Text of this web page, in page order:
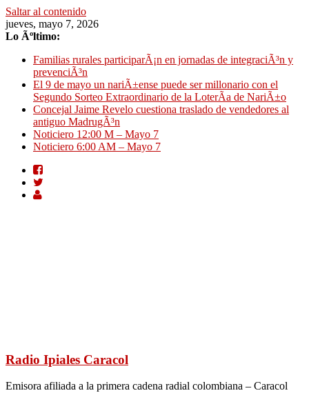
Saltar al contenido
jueves, mayo 7, 2026
Lo Ãºltimo:
Familias rurales participarÃ¡n en jornadas de integraciÃ³n y
prevenciÃ³n
El 9 de mayo un nariÃ±ense puede ser millonario con el
Segundo Sorteo Extraordinario de la LoterÃ­a de NariÃ±o
Concejal Jaime Revelo cuestiona traslado de vendedores al
antiguo MadrugÃ³n
Noticiero 12:00 M – Mayo 7
Noticiero 6:00 AM – Mayo 7
Radio Ipiales Caracol
Emisora afiliada a la primera cadena radial colombiana – Caracol